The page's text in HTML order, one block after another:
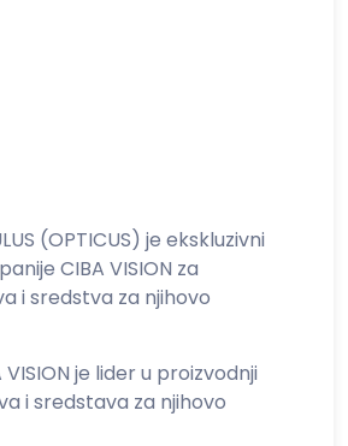
(OPTICUS) je ekskluzivni
CIBA VISION za
i sredstva za njihovo
je lider u proizvodnji
i sredstava za njihovo